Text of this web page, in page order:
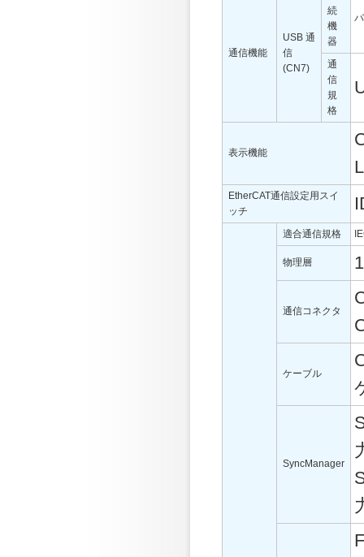
通信機能
USB 通
信
(CN7)
続
機
器
通
信
規
格
表示機能
EtherCAT通信設定用スイ
ッチ
適合通信規格
物理層
通信コネクタ
ケーブル
SyncManager